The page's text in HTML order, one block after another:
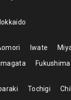
Iwate
Fukushima
Tochigi